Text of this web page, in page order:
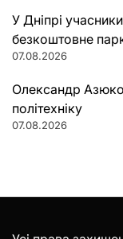
У Дніпрі
безкоштовне
07.08.2026
Олександр
політехніку
07.08.2026